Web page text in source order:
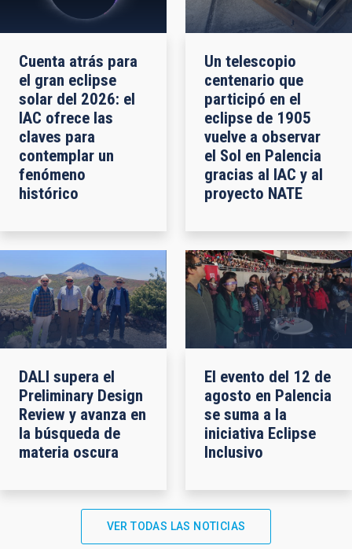
Cuenta atrás para
el gran eclipse
solar del 2026: el
IAC ofrece las
claves para
contemplar un
fenómeno
histórico
Un telescopio
centenario que
participó en el
eclipse de 1905
vuelve a observar
el Sol en Palencia
gracias al IAC y al
proyecto NATE
DALI supera el
Preliminary Design
Review y avanza en
la búsqueda de
materia oscura
El evento del 12 de
agosto en Palencia
se suma a la
iniciativa Eclipse
Inclusivo
VER TODAS LAS NOTICIAS